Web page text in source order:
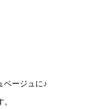
ベージュに♪